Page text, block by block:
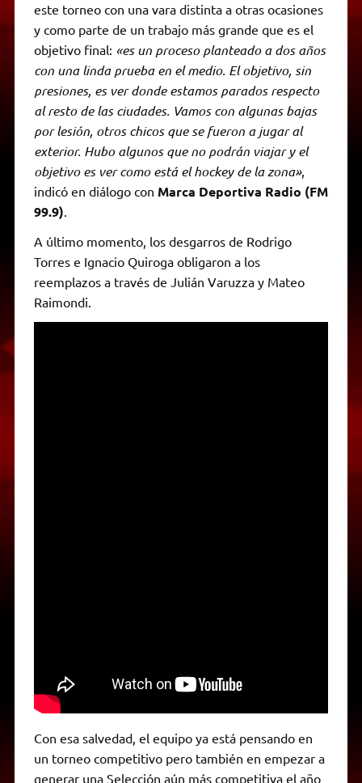
este torneo con una vara distinta a otras ocasiones
y como parte de un trabajo más grande que es el
objetivo final: «es un proceso planteado a dos años
con una linda prueba en el medio. El objetivo, sin
presiones, es ver donde estamos parados respecto
al resto de las ciudades. Vamos con algunas bajas
por lesión, otros chicos que se fueron a jugar al
exterior. Hubo algunos que no podrán viajar y el
objetivo es ver como está el hockey de la zona»,
indicó en diálogo con Marca Deportiva Radio (FM
99.9).
A último momento, los desgarros de Rodrigo
Torres e Ignacio Quiroga obligaron a los
reemplazos a través de Julián Varuzza y Mateo
Raimondi.
Con esa salvedad, el equipo ya está pensando en
un torneo competitivo pero también en empezar a
generar una Selección aún más competitiva el año